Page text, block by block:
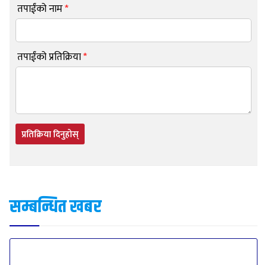
तपाईंको नाम*
तपाईंको प्रतिक्रिया*
प्रतिक्रिया दिनुहोस्
सम्बन्धित खबर